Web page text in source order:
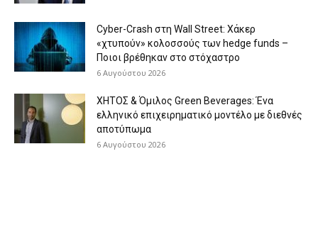
Cyber-Crash στη Wall Street: Χάκερ
«χτυπούν» κολοσσούς των hedge funds –
Ποιοι βρέθηκαν στο στόχαστρο
6 Αυγούστου 2026
ΧΗΤΟΣ & Όμιλος Green Beverages: Ένα
ελληνικό επιχειρηματικό μοντέλο με διεθνές
αποτύπωμα
6 Αυγούστου 2026